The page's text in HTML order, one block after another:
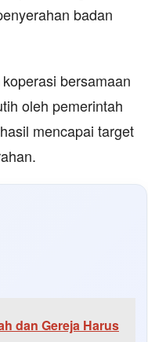
badan
bersamaan
oleh pemerintah
mencapai target
dan Gereja Harus